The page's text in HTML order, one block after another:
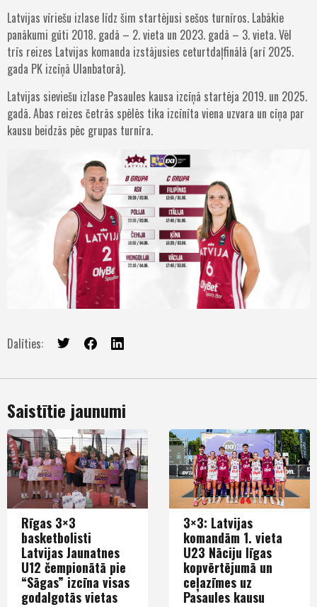
Latvijas vīriešu izlase līdz šim startējusi sešos turnīros. Labākie
panākumi gūti 2018. gadā – 2. vieta un 2023. gadā – 3. vieta. Vēl
trīs reizes Latvijas komanda izstājusies ceturtdaļfinālā (arī 2025.
gada PK izcīņā Ulanbatorā).
Latvijas sieviešu izlase Pasaules kausa izcīņā startēja 2019. un 2025.
gadā. Abas reizes četrās spēlēs tika izcīnīta viena uzvara un cīņa par
kausu beidzās pēc grupas turnīra.
Dalīties:
Saistītie jaunumi
Rīgas 3×3
basketbolisti
Latvijas Jaunatnes
U12 čempionātā pie
“Sāgas” izcīna visas
godalgotās vietas
3×3: Latvijas
komandām 1. vieta
U23 Nāciju līgas
kopvērtējumā un
ceļazīmes uz
Pasaules kausu